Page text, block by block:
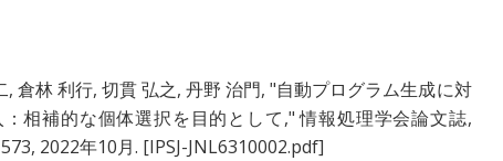
, 倉林 利行, 切貫 弘之,丹野 治門, "自動プログラム生成に対
相補的な個体選択を目的として," 情報処理学会論文誌,
2022年10月. [IPSJ-JNL6310002.pdf]